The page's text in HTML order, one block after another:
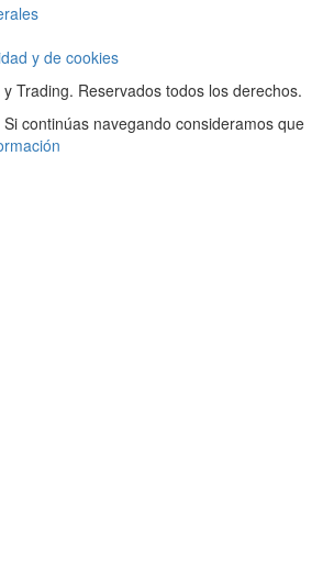
y de cookies
Trading. Reservados todos los derechos.
continúas navegando consideramos que